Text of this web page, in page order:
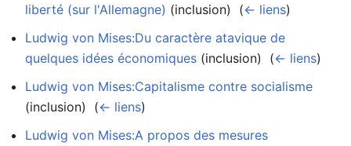
liberté (sur l'Allemagne) (inclusion) ‎ (← liens)
Ludwig von Mises:Du caractère atavique de
quelques idées économiques (inclusion) ‎ (← liens)
Ludwig von Mises:Capitalisme contre socialisme
(inclusion) ‎ (← liens)
Ludwig von Mises:A propos des mesures